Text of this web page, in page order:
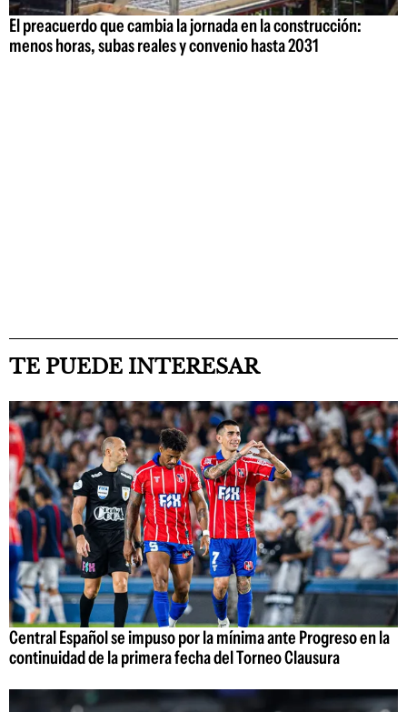
El preacuerdo que cambia la jornada en la construcción:
menos horas, subas reales y convenio hasta 2031
TE PUEDE INTERESAR
Central Español se impuso por la mínima ante Progreso en la
continuidad de la primera fecha del Torneo Clausura